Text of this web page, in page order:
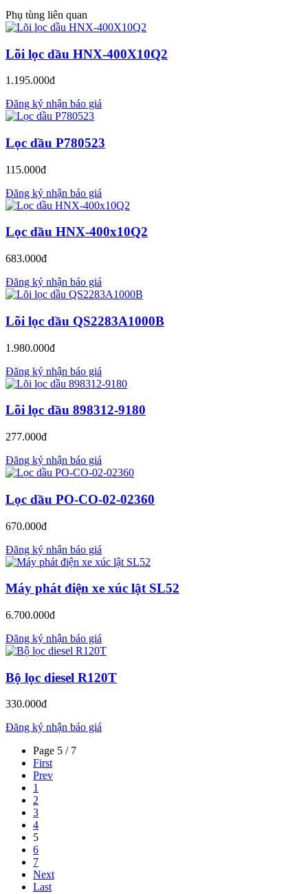
Phụ tùng liên quan
Lõi lọc dầu HNX-400X10Q2
1.195.000đ
Đăng ký nhận báo giá
Lọc dầu P780523
115.000đ
Đăng ký nhận báo giá
Lọc dầu HNX-400x10Q2
683.000đ
Đăng ký nhận báo giá
Lõi lọc dầu QS2283A1000B
1.980.000đ
Đăng ký nhận báo giá
Lõi lọc dầu 898312-9180
277.000đ
Đăng ký nhận báo giá
Lọc dầu PO-CO-02-02360
670.000đ
Đăng ký nhận báo giá
Máy phát điện xe xúc lật SL52
6.700.000đ
Đăng ký nhận báo giá
Bộ lọc diesel R120T
330.000đ
Đăng ký nhận báo giá
Page 5 / 7
First
Prev
1
2
3
4
5
6
7
Next
Last